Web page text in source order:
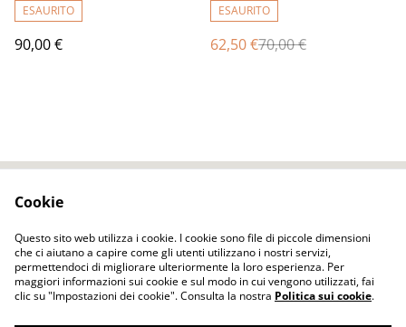
Mano Calda Sciarpa
Grunge Sciarpa Donna
Regali per Lei Regalo
ESAURITO
90,00 €
fatto a mano Regalo unico
per lui
ESAURITO
62,50 €70,00 €
Privacy Policy
Cookie Policy
Cookie
Questo sito web utilizza i cookie. I cookie sono file di piccole dimensioni
che ci aiutano a capire come gli utenti utilizzano i nostri servizi,
permettendoci di migliorare ulteriormente la loro esperienza. Per
maggiori informazioni sui cookie e sul modo in cui vengono utilizzati, fai
clic su "Impostazioni dei cookie". Consulta la nostra Politica sui cookie.